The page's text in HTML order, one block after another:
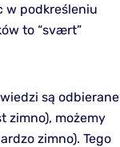
w podkreśleniu
to “svært”
są odbierane
zimno), możemy
zimno). Tego